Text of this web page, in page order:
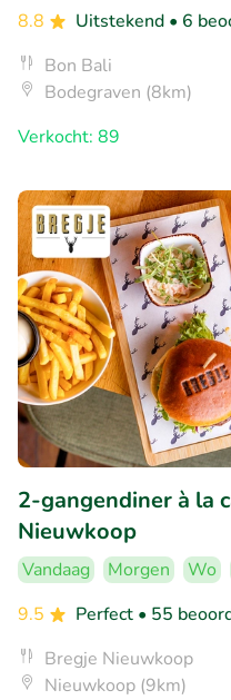
8.8
Uitstekend • 6
Bon Bali
Bodegraven (8km)
Verkocht: 89
2-gangendiner à la
Nieuwkoop
Vandaag Morgen Wo
9.5
Perfect • 55
Bregje Nieuwkoop
Nieuwkoop (9km)